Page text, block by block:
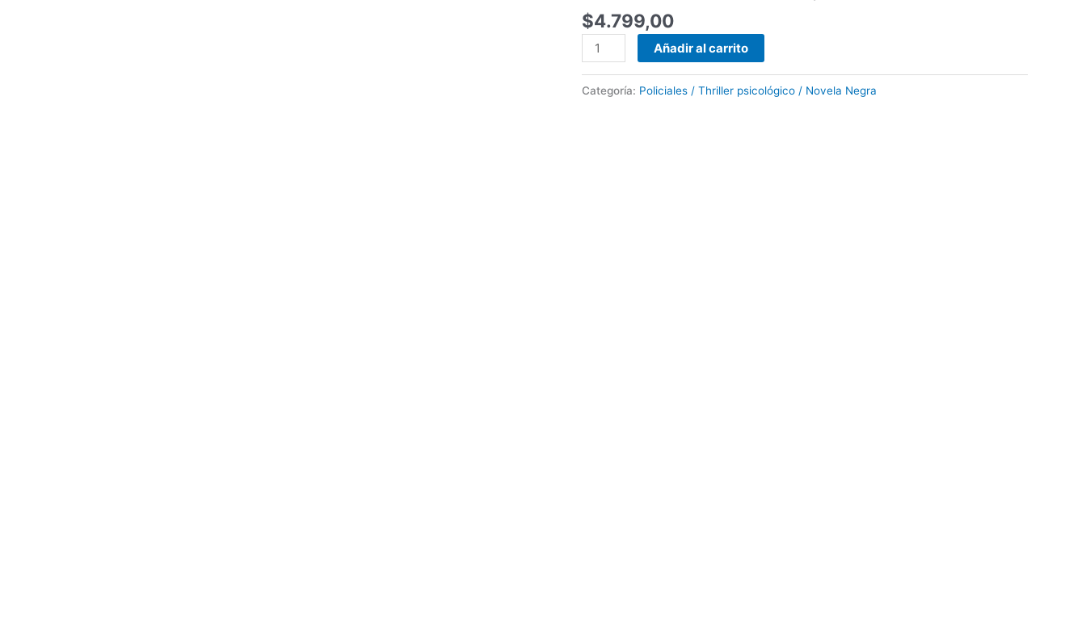
$4.799,00
-
Shari
Lapena
cantidad
Añadir al carrito
Categoría: Policiales / Thriller psicológico / Novela Negra